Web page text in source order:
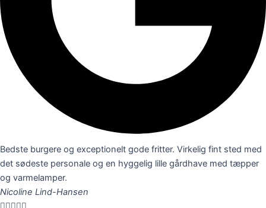
Bedste burgere og exceptionelt gode fritter. Virkelig fint sted med
det sødeste personale og en hyggelig lille gårdhave med tæpper
og varmelamper.
Nicoline Lind-Hansen